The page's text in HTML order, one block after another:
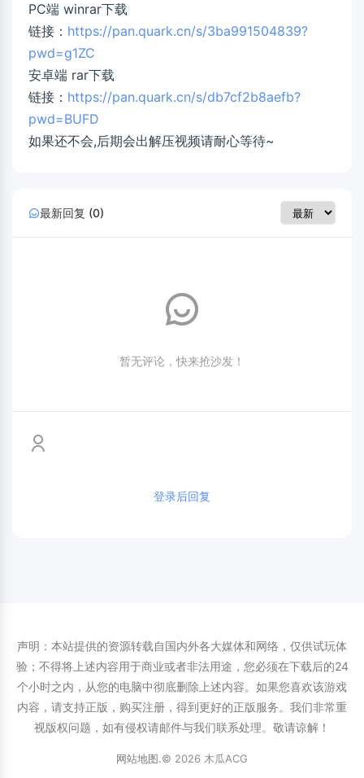
PC端 winrar下载
链接： https://pan.quark.cn/s/3ba991504839?
pwd=g1ZC
安卓端 rar下载
链接： https://pan.quark.cn/s/db7cf2b8aefb?
pwd=BUFD
如果还不会,后期会出解压视频请耐心等待~
最新回复 (0)
暂无评论，快来抢沙发！
登录后回复
声明：本站提供的资源转载自国内外各大媒体和网络，仅供试玩体
验；不得将上述内容用于商业或者非法用途，您必须在下载后的24
个小时之内，从您的电脑中彻底删除上述内容。如果您喜欢该游戏
内容，请支持正版，购买注册，得到更好的正版服务。我们非常重
视版权问题，如有侵权请邮件与我们联系处理。敬请谅解！
网站地图.© 2026 木瓜ACG